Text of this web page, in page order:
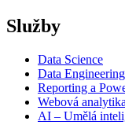
Služby
Data Science
Data Engineering
Reporting a
Webová analytika
AI – Umělá